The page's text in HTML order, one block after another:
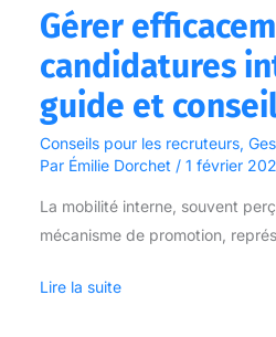
Gérer
candidatures
guide et
Conseils pour les recruteurs,
Par Émilie Dorchet / 1 février
La mobilité interne, souvent
mécanisme de promotion,
Lire la suite